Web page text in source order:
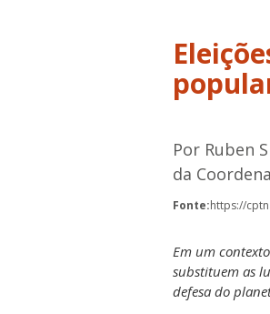
Por Ruben
da
Fonte:https://
Em um
substituem as
defesa do